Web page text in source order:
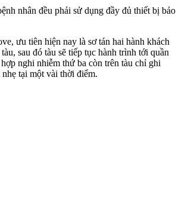
nhân đều phải sử dụng đầy đủ thiết bị bảo
ưu tiên hiện nay là sơ tán hai hành khách
sau đó tàu sẽ tiếp tục hành trình tới quần
nghi nhiễm thứ ba còn trên tàu chỉ ghi
tại một vài thời điểm.